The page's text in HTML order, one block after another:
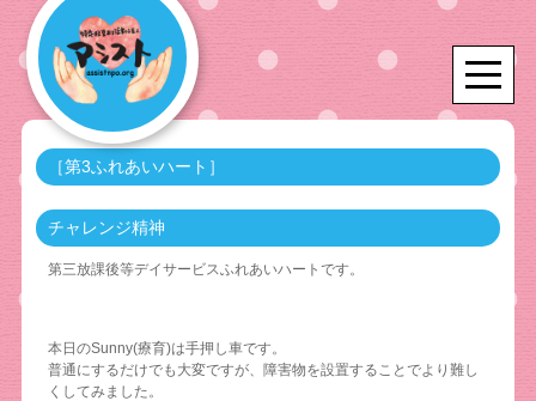
［第3ふれあいハート］
チャレンジ精神
第三放課後等デイサービスふれあいハートです。
本日のSunny(療育)は手押し車です。
普通にするだけでも大変ですが、障害物を設置することでより難し
くしてみました。